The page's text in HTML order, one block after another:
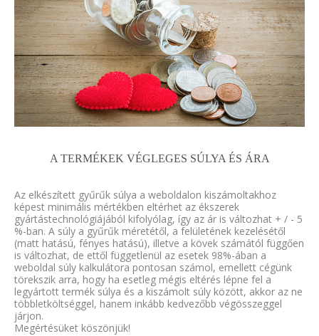
A TERMÉKEK VÉGLEGES SÚLYA ÉS ÁRA
Az elkészített gyűrűk súlya a weboldalon kiszámoltakhoz
képest minimális mértékben eltérhet az ékszerek
gyártástechnológiájából kifolyólag, így az ár is változhat + / - 5
%-ban. A súly a gyűrűk méretétől, a felületének kezelésétől
(matt hatású, fényes hatású), illetve a kövek számától függően
is változhat, de ettől függetlenül az esetek 98%-ában a
weboldal súly kalkulátora pontosan számol, emellett cégünk
törekszik arra, hogy ha esetleg mégis eltérés lépne fel a
legyártott termék súlya és a kiszámolt súly között, akkor az ne
többletköltséggel, hanem inkább kedvezőbb végösszeggel
járjon.
Megértésüket köszönjük!